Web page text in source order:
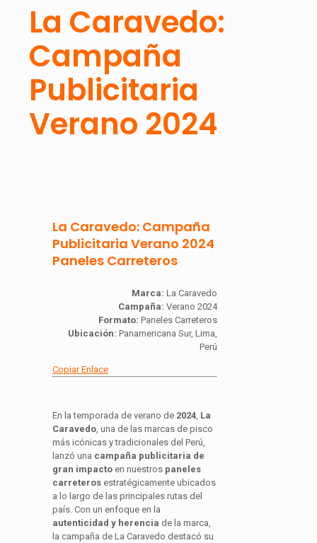
La Caravedo:
Campaña
Publicitaria
Verano 2024
La Caravedo: Campaña
Publicitaria Verano 2024
Paneles Carreteros
Marca: La Caravedo
Campaña: Verano 2024
Formato: Paneles Carreteros
Ubicación: Panamericana Sur, Lima,
Perú
Copiar Enlace
En la temporada de verano de 2024 La
Caravedo , una de las marcas de pisco
más icónicas y tradicionales del Perú,
lanzó una campaña publicitaria de
gran impacto en nuestros paneles
carreteros estratégicamente ubicados
a lo largo de las principales rutas del
país. Con un enfoque en la
autenticidad y herencia de la marca,
la campaña de La Caravedo destacó su